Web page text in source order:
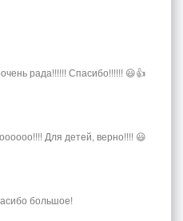
рада!!!!!! Спасибо!!!!!! 😃👍
Для детей, верно!!!! 😃
большое!